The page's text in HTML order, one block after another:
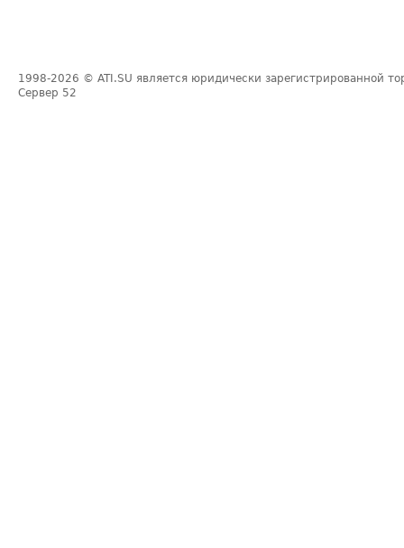
1998-2026 © ATI.SU является юридически зарегистрированной
Сервер 52